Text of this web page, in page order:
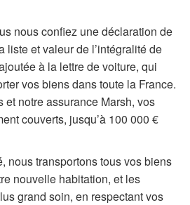
nous confiez une déclaration de
liste et valeur de l’intégralité de
à la lettre de voiture, qui
vos biens dans toute la France.
et notre assurance Marsh, vos
couverts, jusqu’à 100 000 €
nous transportons tous vos biens
nouvelle habitation, et les
grand soin, en respectant vos